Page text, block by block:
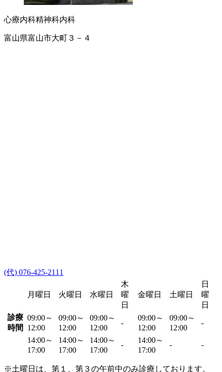
心療内科精神科内科
富山県富山市大町３－４
(代) 076-425-2111
月曜日 火曜日 水曜日
木
曜
日
金曜日 土曜日
日
曜
日
診療
時間
09:00～
12:00
09:00～
12:00
09:00～
12:00
-
09:00～
12:00
09:00～
12:00
-
14:00～
17:00
14:00～
17:00
14:00～
17:00
-
14:00～
17:00
- -
※土曜日は、第１、第３の午前中のみ診療しております。